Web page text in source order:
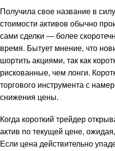
Получила свое название в
стоимости активов обычно
сами сделки ― более
время. Бытует мнение, что
шортить акциями, так как
рискованные, чем лонги.
торгового инструмента с
снижения цены.
Когда короткий трейдер
актив по текущей цене,
Если цена действительно